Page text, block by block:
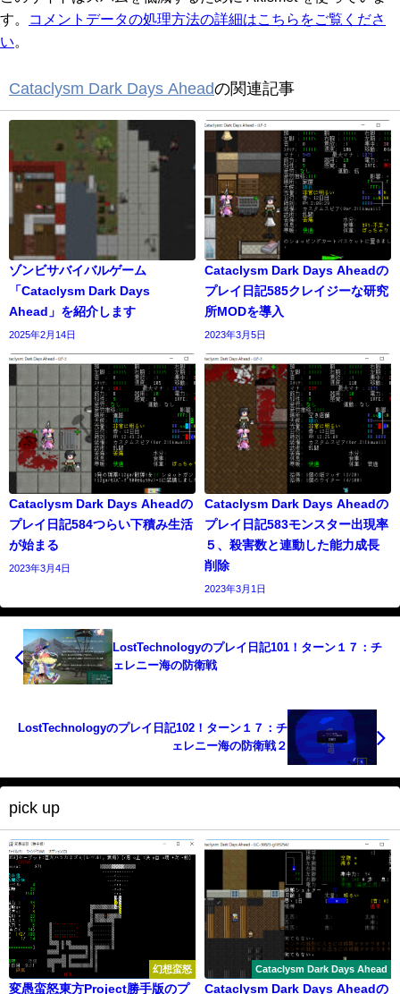
す。
コメントデータの処理方法の詳細はこちらをご覧くださ
い。
Cataclysm Dark Days Aheadの関連記事
ゾンビサバイバルゲーム
「Cataclysm Dark Days
Ahead」を紹介します
2025年2月14日
Cataclysm Dark Days Aheadの
プレイ日記585クレイジーな研究
所MODを導入
2023年3月5日
Cataclysm Dark Days Aheadの
プレイ日記584つらい下積み生活
が始まる
2023年3月4日
Cataclysm Dark Days Aheadの
プレイ日記583モンスター出現率
５、殺害数と連動した能力成長
削除
2023年3月1日
LostTechnologyのプレイ日記101！ターン１７：チ
ェレニー海の防衛戦
LostTechnologyのプレイ日記102！ターン１７：チ
ェレニー海の防衛戦２
pick up
幻想蛮怒
変愚蛮怒東方Project勝手版のプ
Cataclysm Dark Days Ahead
Cataclysm Dark Days Aheadの